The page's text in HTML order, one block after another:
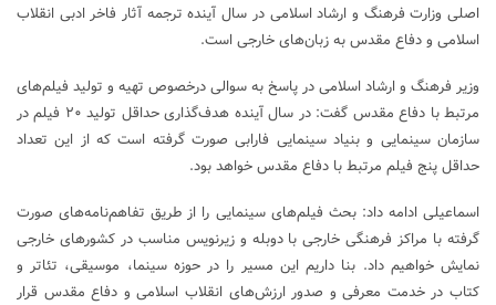
اصلی وزارت فرهنگ و ارشاد اسلامی در سال آینده ترجمه آثار فاخر ادبی انقلاب
اسلامی و دفاع مقدس به زبان‌های خارجی است.
وزیر فرهنگ و ارشاد اسلامی در پاسخ به سوالی درخصوص تهیه و تولید فیلم‌های
مرتبط با دفاع مقدس گفت: در سال آینده هدف‌گذاری حداقل تولید ۲۰ فیلم در
سازمان سینمایی و بنیاد سینمایی فارابی صورت گرفته است که از این تعداد
حداقل پنج فیلم مرتبط با دفاع مقدس خواهد بود.
اسماعیلی ادامه داد: بحث فیلم‌های سینمایی را از طریق تفاهم‌نامه‌های صورت
گرفته با مراکز فرهنگی خارجی با دوبله و زیرنویس مناسب در کشور‌های خارجی
نمایش خواهیم داد. بنا داریم این مسیر را در حوزه سینما، موسیقی، تئاتر و
کتاب در خدمت معرفی و صدور ارزش‌های انقلاب اسلامی و دفاع مقدس قرار